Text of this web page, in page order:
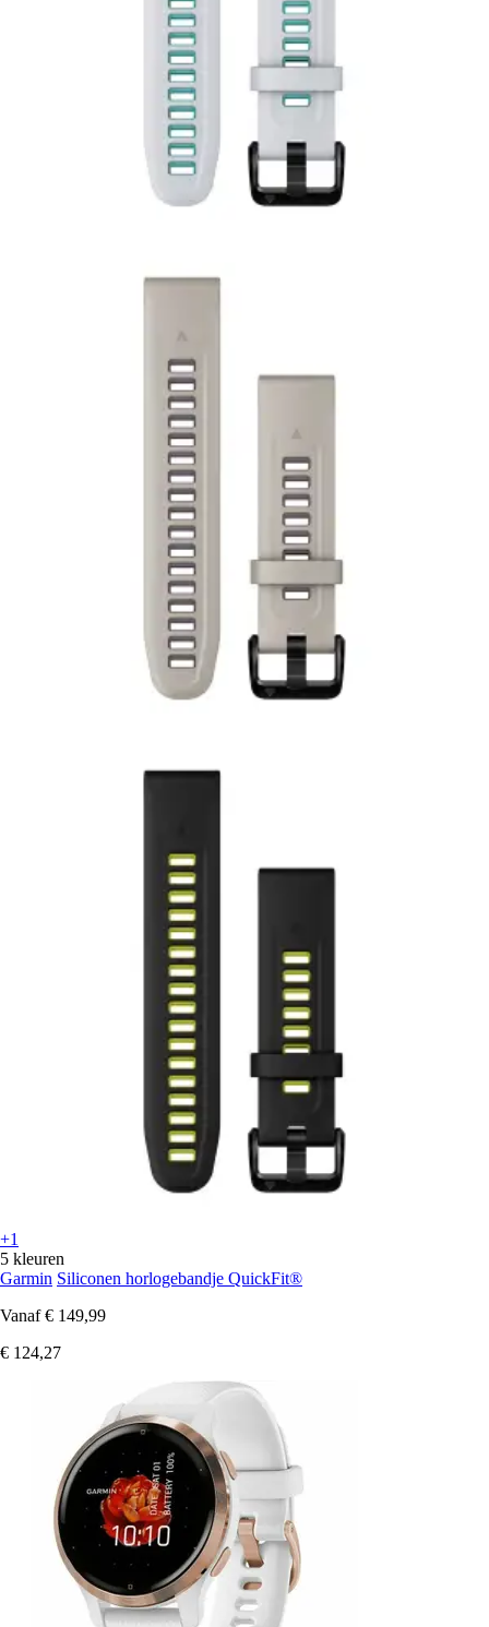
+1
5 kleuren
Garmin Siliconen horlogebandje QuickFit®
Vanaf € 149,99
€ 124,27